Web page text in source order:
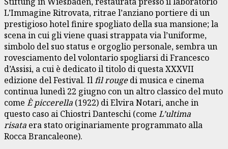
L’Immagine Ritrovata, ritrae l’anziano portiere di un
prestigioso hotel finire spogliato della sua mansione; la
scena in cui gli viene quasi strappata via l’uniforme,
simbolo del suo status e orgoglio personale, sembra un
rovesciamento del volontario spogliarsi di Francesco
d’Assisi, a cui è dedicato il titolo di questa XXXVII
edizione del Festival. Ilfil rougedi musica e cinema
continua lunedì 22 giugno con un altro classico del muto
come È piccerella (1922) di Elvira Notari, anche in
questo caso ai Chiostri Danteschi (come L’ultima
risata era stato originariamente programmato alla
Rocca Brancaleone).